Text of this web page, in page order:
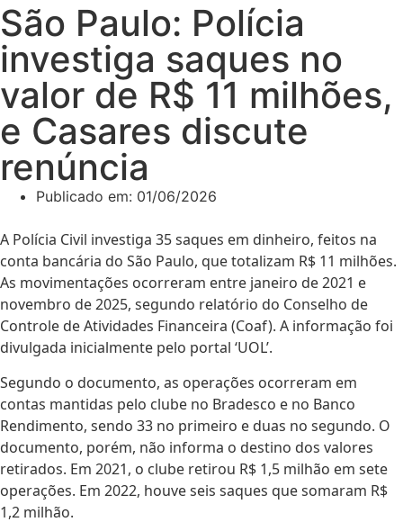
São Paulo: Polícia
investiga saques no
valor de R$ 11 milhões,
e Casares discute
renúncia
Publicado em: 01/06/2026
A Polícia Civil investiga 35 saques em dinheiro, feitos na
conta bancária do São Paulo, que totalizam R$ 11 milhões.
As movimentações ocorreram entre janeiro de 2021 e
novembro de 2025, segundo relatório do Conselho de
Controle de Atividades Financeira (Coaf). A informação foi
divulgada inicialmente pelo portal ‘UOL’.
Segundo o documento, as operações ocorreram em
contas mantidas pelo clube no Bradesco e no Banco
Rendimento, sendo 33 no primeiro e duas no segundo. O
documento, porém, não informa o destino dos valores
retirados. Em 2021, o clube retirou R$ 1,5 milhão em sete
operações. Em 2022, houve seis saques que somaram R$
1,2 milhão.